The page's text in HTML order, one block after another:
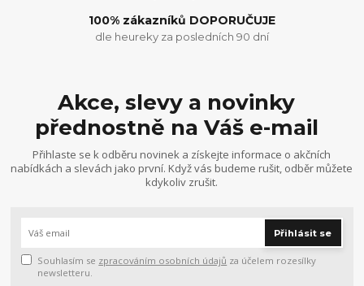
100% zákazníků DOPORUČUJE
dle heureky za posledních 90 dní
Akce, slevy a novinky
přednostně na Váš e-mail
Přihlaste se k odběru novinek a získejte informace o akčních
nabídkách a slevách jako první. Když vás budeme rušit, odběr můžete
kdykoliv zrušit.
Přihlásit se
Souhlasím se zpracováním osobních údajů za účelem rozesílky
newsletteru.